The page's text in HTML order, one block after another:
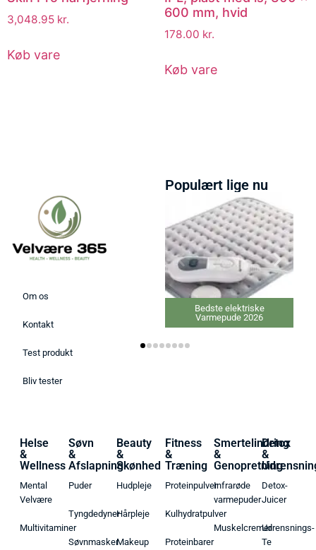
3,048.95 kr.
Køb vare
600 mm, hvid
178.00 kr.
Køb vare
Om os
Kontakt
Test produkt
Bliv tester
Populært lige nu
Bedste elektriske
Varmepude 2026
Helse
&
Wellness
Mental
Velvære
Multivitaminer
Søvn
&
Afslapning
Puder
Tyngdedyner
Søvnmasker
Beauty
&
Skønhed
Hudpleje
Hårpleje
Makeup
Fitness
&
Træning
Proteinpulver
Kulhydratpulver
Proteinbarer
Smertelindring
&
Genopretning
Infrarøde
varmepuder
Muskelcremer
Detox
&
Detox-
Juicer
Udrensnings-
Te